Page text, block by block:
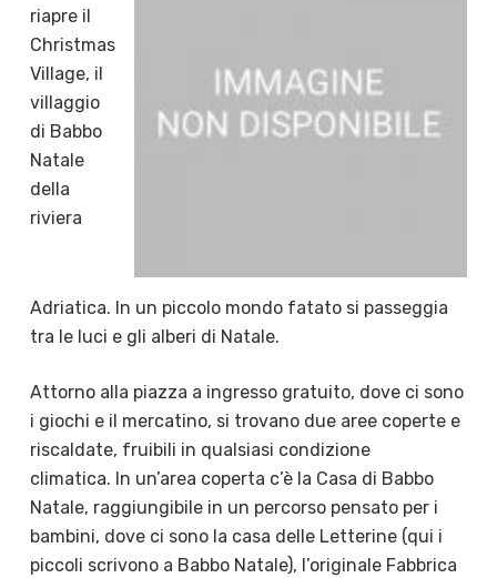
riapre il
Christmas
Village, il
villaggio
di Babbo
Natale
della
riviera
Adriatica. In un piccolo mondo fatato si passeggia
tra le luci e gli alberi di Natale.
Attorno alla piazza a ingresso gratuito, dove ci sono
i giochi e il mercatino, si trovano due aree coperte e
riscaldate, fruibili in qualsiasi condizione
climatica. In un’area coperta c’è la Casa di Babbo
Natale, raggiungibile in un percorso pensato per i
bambini, dove ci sono la casa delle Letterine (qui i
piccoli scrivono a Babbo Natale), l’originale Fabbrica